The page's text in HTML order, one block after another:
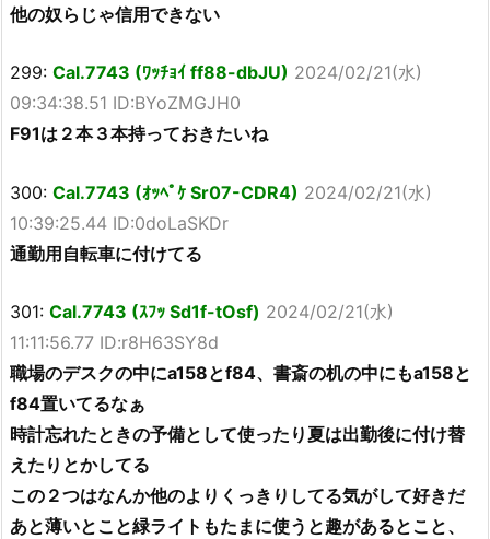
他の奴らじゃ信用できない
299: Cal.7743 (ﾜｯﾁｮｲ ff88-dbJU) 2024/02/21(水)
09:34:38.51 ID:BYoZMGJH0
F91は２本３本持っておきたいね
300: Cal.7743 (ｵｯﾍﾟｹ Sr07-CDR4) 2024/02/21(水)
10:39:25.44 ID:0doLaSKDr
通勤用自転車に付けてる
301: Cal.7743 (ｽﾌｯ Sd1f-tOsf) 2024/02/21(水)
11:11:56.77 ID:r8H63SY8d
職場のデスクの中にa158とf84、書斎の机の中にもa158と
f84置いてるなぁ
時計忘れたときの予備として使ったり夏は出勤後に付け替
えたりとかしてる
この２つはなんか他のよりくっきりしてる気がして好きだ
あと薄いとこと緑ライトもたまに使うと趣があるとこと、